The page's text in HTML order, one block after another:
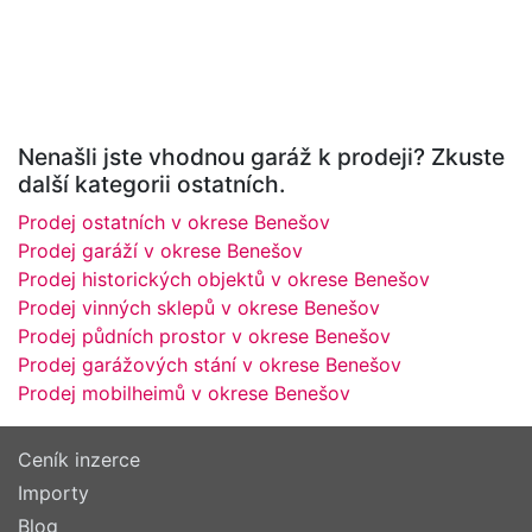
Nenašli jste vhodnou garáž k prodeji? Zkuste
další kategorii ostatních.
Prodej ostatních v okrese Benešov
Prodej garáží v okrese Benešov
Prodej historických objektů v okrese Benešov
Prodej vinných sklepů v okrese Benešov
Prodej půdních prostor v okrese Benešov
Prodej garážových stání v okrese Benešov
Prodej mobilheimů v okrese Benešov
Ceník inzerce
Importy
Blog